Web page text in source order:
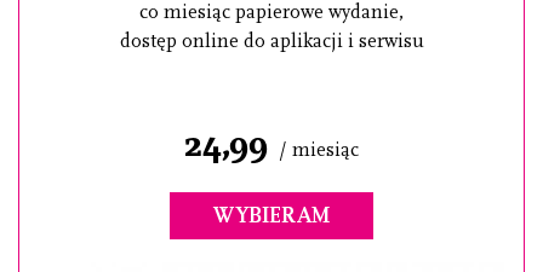
co miesiąc papierowe wydanie,
dostęp online do aplikacji i serwisu
24,99 / miesiąc
WYBIERAM